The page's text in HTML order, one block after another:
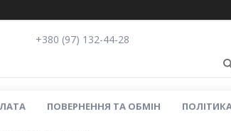
+380 (97) 132-44-28
ПОВЕРНЕННЯ ТА ОБМІН